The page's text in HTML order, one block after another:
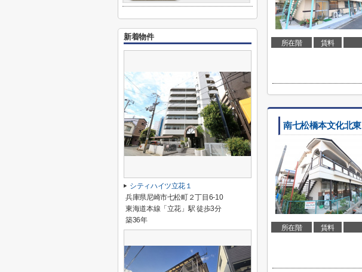
所在階 賃料
南七松橋本文化北東
所在階 賃料
新着物件
シティハイツ立花１
兵庫県尼崎市七松町２丁目6-10
東海道本線「立花」駅 徒歩3分
築36年